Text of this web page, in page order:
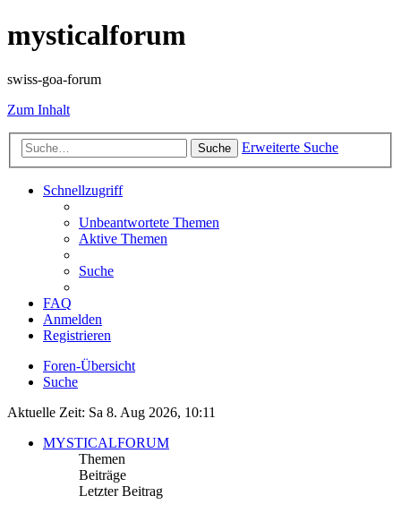
mysticalforum
swiss-goa-forum
Zum Inhalt
Suche Erweiterte Suche
Schnellzugriff
Unbeantwortete Themen
Aktive Themen
Suche
FAQ
Anmelden
Registrieren
Foren-Übersicht
Suche
Aktuelle Zeit: Sa 8. Aug 2026, 10:11
MYSTICALFORUM
Themen
Beiträge
Letzter Beitrag